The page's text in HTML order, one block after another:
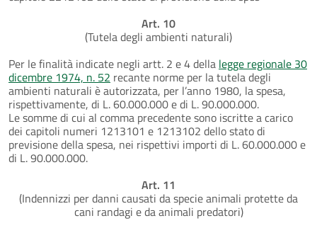
Art. 10
(Tutela degli ambienti naturali)
Per le finalità indicate negli artt. 2 e 4 della legge regionale 30
dicembre 1974, n. 52 recante norme per la tutela degli
ambienti naturali è autorizzata, per l’anno 1980, la spesa,
rispettivamente, di L. 60.000.000 e di L. 90.000.000.
Le somme di cui al comma precedente sono iscritte a carico
dei capitoli numeri 1213101 e 1213102 dello stato di
previsione della spesa, nei rispettivi importi di L. 60.000.000 e
di L. 90.000.000.
Art. 11
(Indennizzi per danni causati da specie animali protette da
cani randagi e da animali predatori)